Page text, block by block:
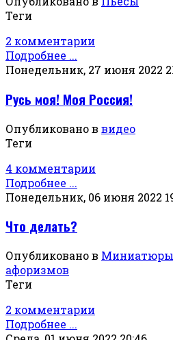
Теги
2 комментарии
Подробнее ...
Понедельник, 27 июня 2022
Русь моя! Моя Россия!
Опубликовано в видео
Теги
4 комментарии
Подробнее ...
Понедельник, 06 июня 2022
Что делать?
Опубликовано в Миниатюры
афоризмов
Теги
2 комментарии
Подробнее ...